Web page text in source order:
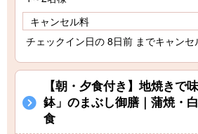
キャンセル料
チェックイン日の 8日前 までキャンセ
【朝・夕食付き】地焼きで
鉢」のまぶし御膳｜蒲焼・
食